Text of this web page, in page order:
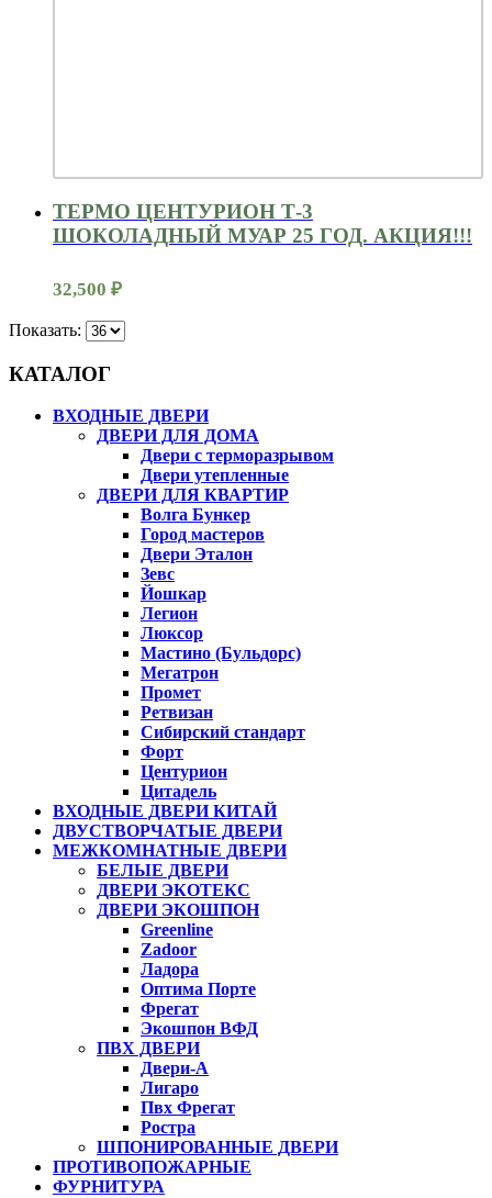
ТЕРМО ЦЕНТУРИОН Т-3
ШОКОЛАДНЫЙ МУАР 25 ГОД. АКЦИЯ!!!
32,500 ₽
Показать:
КАТАЛОГ
ВХОДНЫЕ ДВЕРИ
ДВЕРИ ДЛЯ ДОМА
Двери с терморазрывом
Двери утепленные
ДВЕРИ ДЛЯ КВАРТИР
Волга Бункер
Город мастеров
Двери Эталон
Зевс
Йошкар
Легион
Люксор
Мастино (Бульдорс)
Мегатрон
Промет
Ретвизан
Сибирский стандарт
Форт
Центурион
Цитадель
ВХОДНЫЕ ДВЕРИ КИТАЙ
ДВУСТВОРЧАТЫЕ ДВЕРИ
МЕЖКОМНАТНЫЕ ДВЕРИ
БЕЛЫЕ ДВЕРИ
ДВЕРИ ЭКОТЕКС
ДВЕРИ ЭКОШПОН
Greenline
Zadoor
Ладора
Оптима Порте
Фрегат
Экошпон ВФД
ПВХ ДВЕРИ
Двери-А
Лигаро
Пвх Фрегат
Ростра
ШПОНИРОВАННЫЕ ДВЕРИ
ПРОТИВОПОЖАРНЫЕ
ФУРНИТУРА